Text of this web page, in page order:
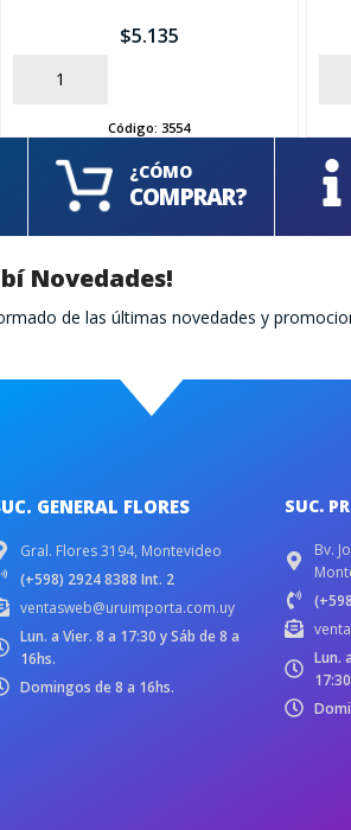
$5.135
AÑADIR
Código:3554
¿CÓMO
COMPRAR?
Novedades!
de las últimas novedades y
GENERAL FLORES
Gral. Flores 3194, Montevideo
(+598) 2924 8388 Int. 2
ventasweb@uruimporta.com.uy
Lun. a Vier. 8 a 17:30 y Sáb de 8 a
16hs.
Domingos de 8 a 16hs.
SUC.
Bv.
Lun.